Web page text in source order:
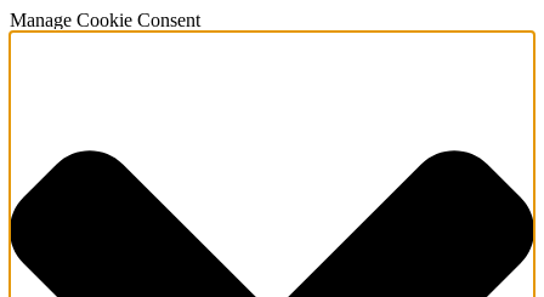
Manage Cookie Consent